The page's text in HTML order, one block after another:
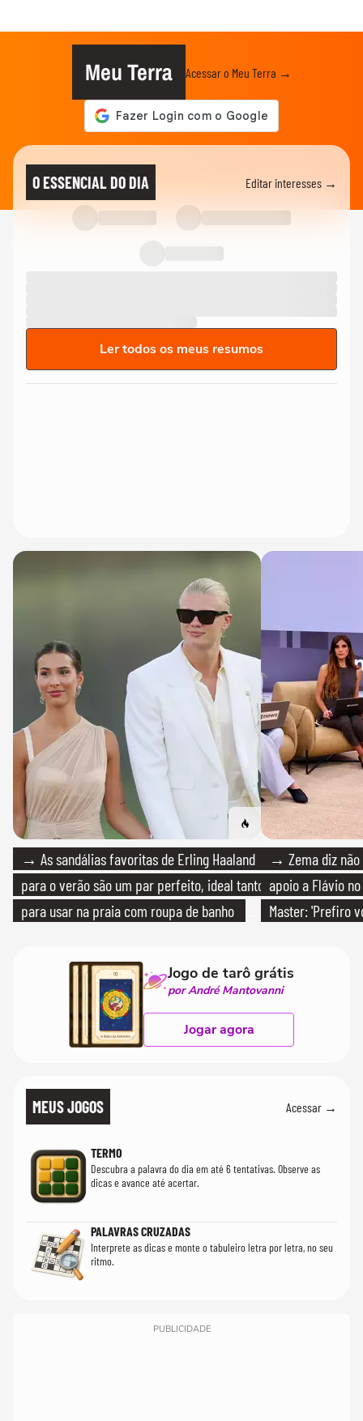
Meu Terra Acessar o Meu Terra →
O ESSENCIAL DO DIA Editar interesses →
Ler todos os meus resumos
→ As sandálias favoritas de Erling Haaland
para o verão são um par perfeito, ideal tanto
para usar na praia com roupa de banho
→ Zema diz
apoio a Flávio
Master: 'Prefiro
Jogo de tarô grátis
por André Mantovanni
Jogar agora
MEUS JOGOS Acessar →
TERMO
Descubra a palavra do dia em até 6 tentativas. Observe as
dicas e avance até acertar.
PALAVRAS CRUZADAS
Interprete as dicas e monte o tabuleiro letra por letra, no seu
ritmo.
PUBLICIDADE